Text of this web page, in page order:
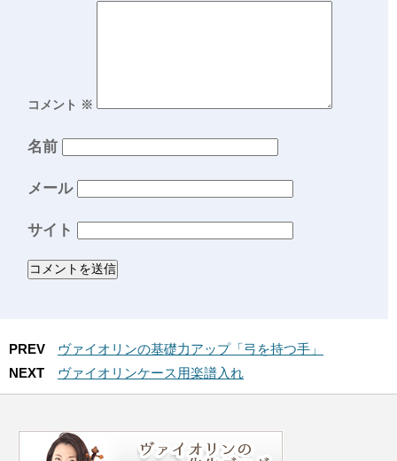
コメント ※
名前
メール
サイト
PREV
ヴァイオリンの基礎力アップ「弓を持つ手」
NEXT
ヴァイオリンケース用楽譜入れ